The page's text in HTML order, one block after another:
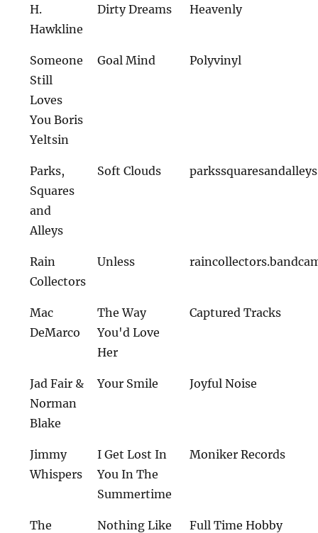
H.
Hawkline
Dirty Dreams Heavenly
Someone
Still
Loves
You Boris
Yeltsin
Goal Mind Polyvinyl
Parks,
Squares
and
Alleys
Soft Clouds
Rain
Collectors
Unless
Mac
DeMarco
The Way
You'd Love
Her
Captured Tracks
Jad Fair &
Norman
Blake
Your Smile Joyful Noise
Jimmy
Whispers
I Get Lost In
You In The
Summertime
Moniker Records
The
Nothing Like
Full Time Hobby